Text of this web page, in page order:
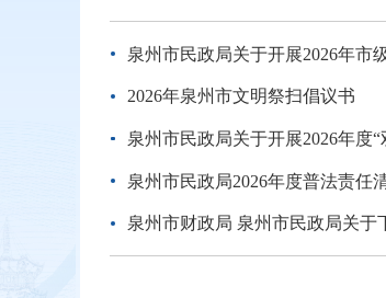
泉州市民政局关于开展2026年市
2026年泉州市文明祭扫倡议书
泉州市民政局关于开展2026年度
泉州市民政局2026年度普法责任
泉州市财政局 泉州市民政局关于